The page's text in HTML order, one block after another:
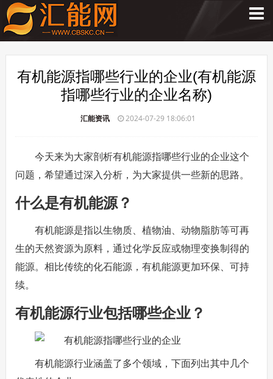
有机能源指哪些行业的企业(有机能源
指哪些行业的企业名称)
汇能资讯 2024-07-29 18:06:01
今天来为大家剖析有机能源指哪些行业的企业这个
问题，希望通过深入分析，为大家提供一些新的思路。
什么是有机能源？
有机能源是指以生物质、植物油、动物脂肪等可再
生的天然资源为原料，通过化学反应或物理变换制得的
能源。相比传统的化石能源，有机能源更加环保、可持
续。
有机能源行业包括哪些企业？
有机能源行业涵盖了多个领域，下面列出其中几个